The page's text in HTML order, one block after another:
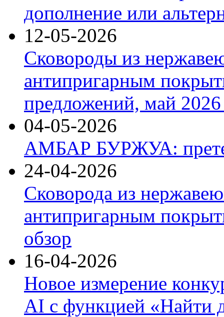
дополнение или
12-05-2026
Сковороды из
антипригарным
предложений, май 2026
04-05-2026
АМБАР БУРЖУА:
24-04-2026
Сковорода из
антипригарным
обзор
16-04-2026
Новое измерение
AI с функцией «Найти